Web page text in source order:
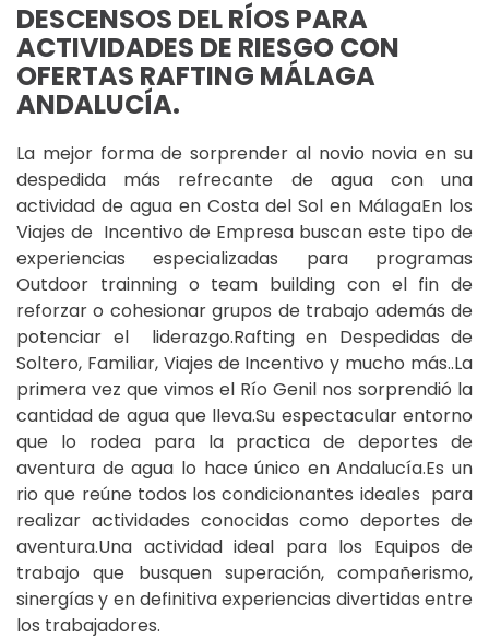
DESCENSOS DEL RÍOS PARA
ACTIVIDADES DE RIESGO CON
OFERTAS RAFTING MÁLAGA
ANDALUCÍA.
La mejor forma de sorprender al novio novia en su
despedida más refrecante de agua con una
actividad de agua en Costa del Sol en MálagaEn los
Viajes de Incentivo de Empresa buscan este tipo de
experiencias especializadas para programas
Outdoor trainning o team building con el fin de
reforzar o cohesionar grupos de trabajo además de
potenciar el liderazgo.Rafting en Despedidas de
Soltero, Familiar, Viajes de Incentivo y mucho más..La
primera vez que vimos el Río Genil nos sorprendió la
cantidad de agua que lleva.Su espectacular entorno
que lo rodea para la practica de deportes de
aventura de agua lo hace único en Andalucía.Es un
rio que reúne todos los condicionantes ideales para
realizar actividades conocidas como deportes de
aventura.Una actividad ideal para los Equipos de
trabajo que busquen superación, compañerismo,
sinergías y en definitiva experiencias divertidas entre
los trabajadores.